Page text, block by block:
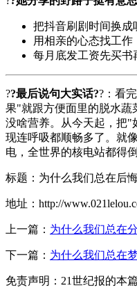
把抖音刷剧时间换成
用相亲的心态找工作
每月底发工资先买书
??最后说句大实话??：看
果"就跟方便面里的脱水
没啥营养。从今天起，把
现连呼吸都顺畅多了。就
电，全世界的核电站都得
标题：为什么我们总在后
地址：http://
上一篇： 为什么我们总在
下一篇： 为什么我们总在
免责声明：21世纪报的本